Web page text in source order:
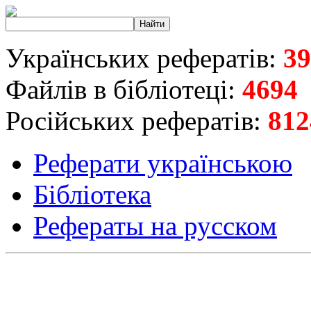
Українських рефератів:
Файлів в бібліотеці: 4694
Російських рефератів:
Реферати українською
Бібліотека
Рефераты на русском